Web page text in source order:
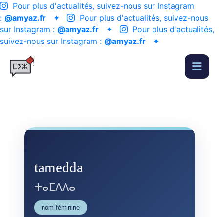
Pour plus d'actualités, suivez-nous sur Instagram
: @amyaz.fr ✦
Pour plus d'actualités, suivez-nous
sur Instagram : @amyaz.fr ✦
Pour plus d'actualités,
suivez-nous sur Instagram : @amyaz.fr ✦
tamedda
ⵜⴰⵎⴷⴷⴰ
nom féminine